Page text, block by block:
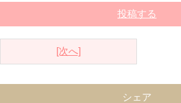
投稿する
[次へ]
シェア